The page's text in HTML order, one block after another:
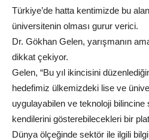
Türkiye’de hatta kentimizde bu
üniversitenin olması gurur verici.
Dr. Gökhan Gelen, yarışmanın
dikkat çekiyor.
Gelen, “Bu yıl ikincisini
hedefimiz ülkemizdeki lise ve
uygulayabilen ve teknoloji bilincine
kendilerini gösterebilecekleri bir
Dünya ölçeğinde sektör ile ilgili